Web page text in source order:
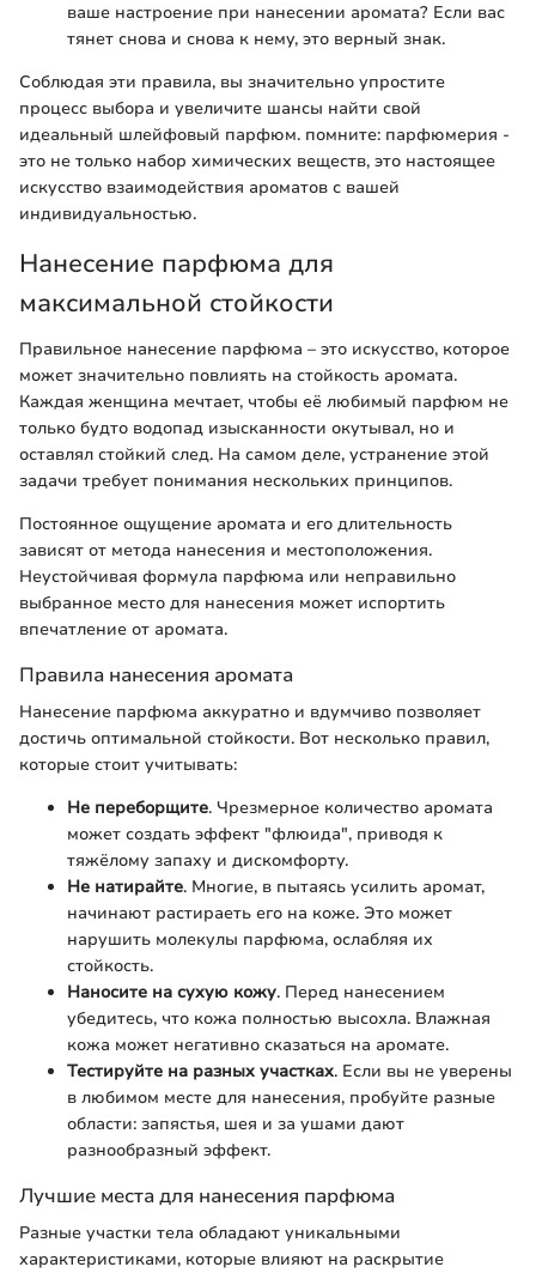
ваше настроение при нанесении аромата? Если вас
тянет снова и снова к нему, это верный знак.
Соблюдая эти правила, вы значительно упростите
процесс выбора и увеличите шансы найти свой
идеальный шлейфовый парфюм. помните: парфюмерия -
это не только набор химических веществ, это настоящее
искусство взаимодействия ароматов с вашей
индивидуальностью.
Нанесение парфюма для
максимальной стойкости
Правильное нанесение парфюма – это искусство, которое
может значительно повлиять на стойкость аромата.
Каждая женщина мечтает, чтобы её любимый парфюм не
только будто водопад изысканности окутывал, но и
оставлял стойкий след. На самом деле, устранение этой
задачи требует понимания нескольких принципов.
Постоянное ощущение аромата и его длительность
зависят от метода нанесения и местоположения.
Неустойчивая формула парфюма или неправильно
выбранное место для нанесения может испортить
впечатление от аромата.
Правила нанесения аромата
Нанесение парфюма аккуратно и вдумчиво позволяет
достичь оптимальной стойкости. Вот несколько правил,
которые стоит учитывать:
Не переборщите. Чрезмерное количество аромата
может создать эффект "флюида", приводя к
тяжёлому запаху и дискомфорту.
Не натирайте. Многие, в пытаясь усилить аромат,
начинают растираеть его на коже. Это может
нарушить молекулы парфюма, ослабляя их
стойкость.
Наносите на сухую кожу. Перед нанесением
убедитесь, что кожа полностью высохла. Влажная
кожа может негативно сказаться на аромате.
Тестируйте на разных участках. Если вы не уверены
в любимом месте для нанесения, пробуйте разные
области: запястья, шея и за ушами дают
разнообразный эффект.
Лучшие места для нанесения парфюма
Разные участки тела обладают уникальными
характеристиками, которые влияют на раскрытие